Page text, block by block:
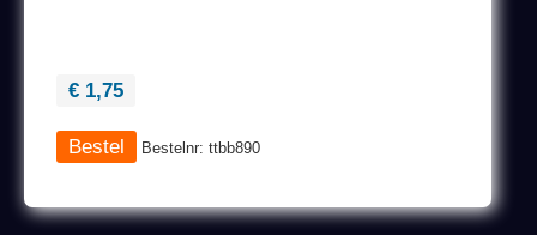
€ 1,75
Bestelnr: ttbb890